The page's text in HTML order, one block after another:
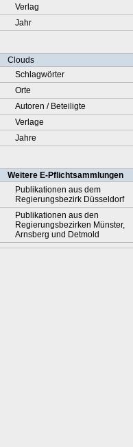
Verlag
Jahr
Clouds
Schlagwörter
Orte
Autoren / Beteiligte
Verlage
Jahre
Weitere E-Pflichtsammlungen
Publikationen aus dem
Regierungsbezirk Düsseldorf
Publikationen aus den
Regierungsbezirken Münster,
Arnsberg und Detmold